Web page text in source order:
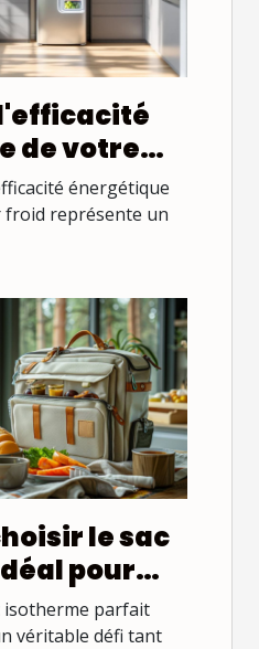
de votre
froid
énergétique
froid représente un
le sac
pour
?
isotherme parfait
véritable défi tant